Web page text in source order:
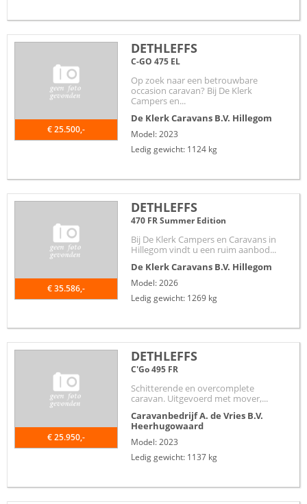
€ 25.500,-
DETHLEFFS
C-GO 475 EL
Op zoek naar een betrouwbare
occasion caravan? Bij De Klerk
Campers en...
De Klerk Caravans B.V. Hillegom
Model: 2023
Ledig gewicht: 1124 kg
€ 35.586,-
DETHLEFFS
470 FR Summer Edition
Bij De Klerk Campers en Caravans in
Hillegom vindt u een ruim aanbod...
De Klerk Caravans B.V. Hillegom
Model: 2026
Ledig gewicht: 1269 kg
€ 25.950,-
DETHLEFFS
C'Go 495 FR
Schitterende en overcomplete
caravan. Uitgevoerd met mover,...
Caravanbedrijf A. de Vries B.V.
Heerhugowaard
Model: 2023
Ledig gewicht: 1137 kg